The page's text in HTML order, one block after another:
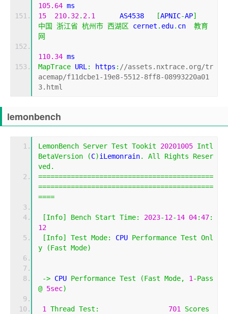
105.64 ms
15
210.32. 2.1
      AS4538
[APNIC-AP]
中国
浙江省 杭州市 西湖区 cernet . edu. cn 教育
网
110.34 ms
MapTrace URL : https : //assets.nxtrace.org/tr
acemap/f11dcbe1-19e8-5512-8ff8-08993220a01
3.html
lemonbench
LemonBench Server Test Tookit 20201005 Intl
BetaVersion
(C)iLemonrain. All Rights
Reser
ved .
===========================================
===========================================
====
[Info] Bench Start Time: 2023-12-14 04:47:
12
[Info] Test Mode: CPU Performance Test Onl
y
(Fast Mode)
-> CPU Performance Test (Fast Mode, 1 -Pass
@ 5sec)
1 Thread Test : 701 Scores